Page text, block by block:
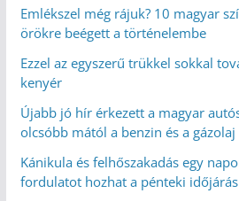
Emlékszel még rájuk? 10 magyar
örökre beégett a történelembe
Ezzel az egyszerű trükkel sokkal
kenyér
Újabb jó hír érkezett a magyar
olcsóbb mától a benzin és a gázolaj
Kánikula és felhőszakadás egy
fordulatot hozhat a pénteki időjárás